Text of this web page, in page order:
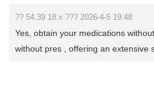
?? 54.39.18.x ??? 2026-4-5 19:48
Yes, obtain your medications
without pres , offering an extensive